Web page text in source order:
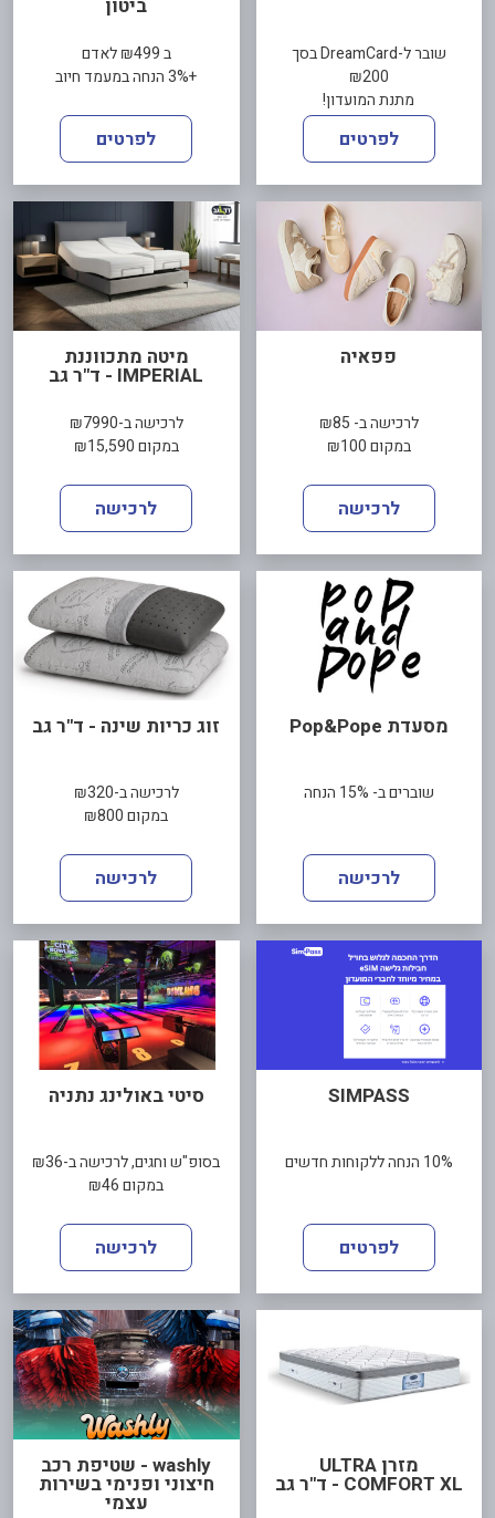
שובר ל-DreamCard בסך
₪200
מתנת המועדון!
לפרטים
ביטון
ב ₪499 לאדם
+3% הנחה במעמד חיוב
לפרטים
פפאיה
לרכישה ב- ₪85
במקום ₪100
לרכישה
מיטה מתכווננת
IMPERIAL - ד"ר גב
לרכישה ב-₪7990
במקום ₪15,590
לרכישה
מסעדת Pop&Pope
שוברים ב- 15% הנחה
לרכישה
זוג כריות שינה - ד"ר גב
לרכישה ב-₪320
במקום ₪800
לרכישה
SIMPASS
10% הנחה ללקוחות חדשים
לפרטים
סיטי באולינג נתניה
בסופ"ש וחגים, לרכישה ב-₪36
במקום ₪46
לרכישה
מזרן ULTRA
COMFORT XL - ד"ר גב
washly - שטיפת רכב
חיצוני ופנימי בשירות
עצמי